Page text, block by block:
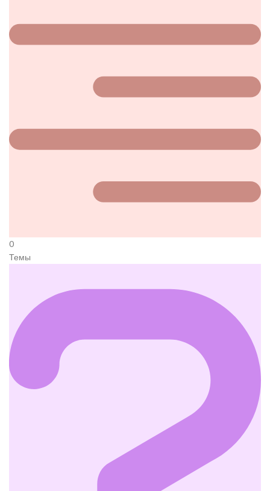
0
Темы